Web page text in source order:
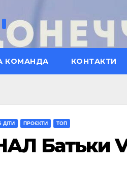
КОМАНДА КОНТАКТИ
ДІТИ ПРОЄКТИ ТОП
Батьки